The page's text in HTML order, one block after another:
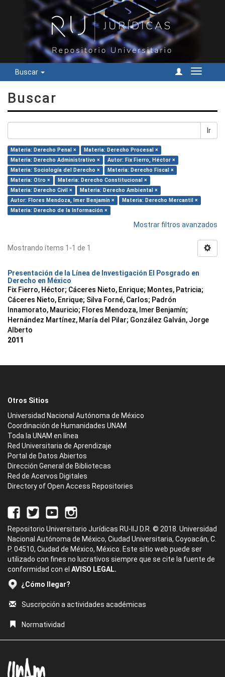
Buscar
Cambiar
Buscar
Ir
Materia: Derecho Penal ×
Materia: Derecho Procesal ×
Materia: Derecho Administrativo ×
Autor: Fix Fierro, Héctor ×
Materia: Sociología del Derecho ×
Materia: Derecho Fiscal ×
Materia: Otro ×
Materia: Derecho Constitucional ×
Materia: Derecho Civil ×
Materia: Derecho Ambiental ×
Autor: Flores Mendoza, Imer Benjamín ×
Materia: Derecho Mercantil ×
Materia: Derecho de la Información ×
Mostrar filtros avanzados
Mostrando ítems 1-1 de 1
Presentación de la Línea de Investigación El Posgrado en
Derecho en México
Fix Fierro, Héctor; Cáceres Nieto, Enrique; Montes, Patricia;
Cáceres Nieto, Enrique; Silva Forné, Carlos; Padrón
Innamorato, Mauricio; Flores Mendoza, Imer Benjamín;
Hernández Martínez, María del Pilar; González Galván, Jorge
Alberto
2011
Otros Sitios
Universidad Nacional Autónoma de México
Coordinación de Humanidades UNAM
Toda la UNAM en línea
Red Universitaria de Aprendizaje
Portal de Datos Abiertos
Dirección General de Bibliotecas
Red de Acervos Digitales
Directory of Open Access Repositories
Repositorio Universitario Jurídicas RU-IIJ D.R. © 2018. Universidad
Nacional Autónoma de México, Ciudad Universitaria, Coyoacán, C.
P. 04510, Ciudad de México, México. Este sitio web puede ser
utilizado con fines no lucrativos siempre que se cite la fuente de
conformidad con el AVISO LEGAL.
¿Cómo llegar?
Suscripción a actividades académicas
Normatividad